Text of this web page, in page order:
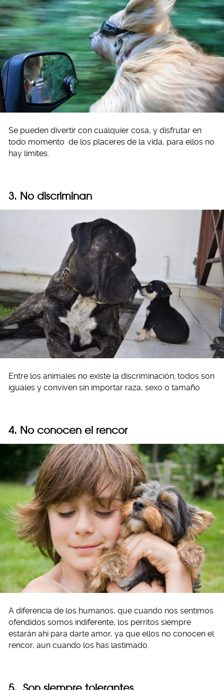
Se pueden divertir con cualquier cosa, y disfrutar en
todo momento de los placeres de la vida, para ellos no
hay límites.
3. No discriminan
Entre los animales no existe la discriminación; todos son
iguales y conviven sin importar raza, sexo o tamaño
4. No conocen el rencor
A diferencia de los humanos, que cuando nos sentimos
ofendidos somos indiferente, los perritos siempre
estarán ahí para darte amor, ya que ellos no conocen el
rencor, aun cuando los has lastimado.